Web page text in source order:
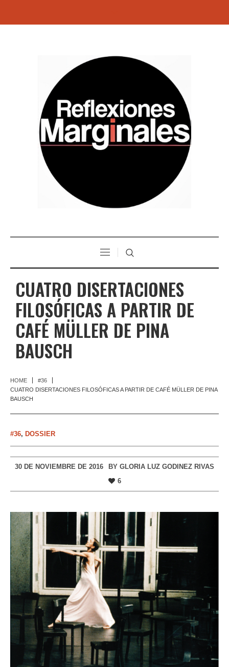
CUATRO DISERTACIONES
FILOSÓFICAS A PARTIR DE
CAFÉ MÜLLER DE PINA
BAUSCH
HOME
#36
CUATRO DISERTACIONES FILOSÓFICAS A PARTIR DE CAFÉ MÜLLER DE PINA
BAUSCH
#36, DOSSIER
30 DE NOVIEMBRE DE 2016 BY GLORIA LUZ GODINEZ RIVAS
6